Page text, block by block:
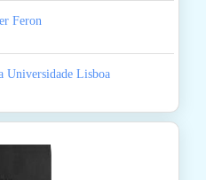
Feron
Universidade Lisboa